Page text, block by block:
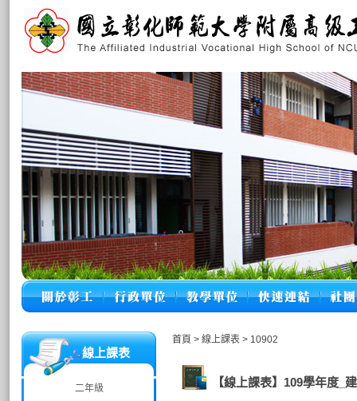
線上課表
二年級
首頁 > 線上課表 > 10902
【線上課表】109學年度_